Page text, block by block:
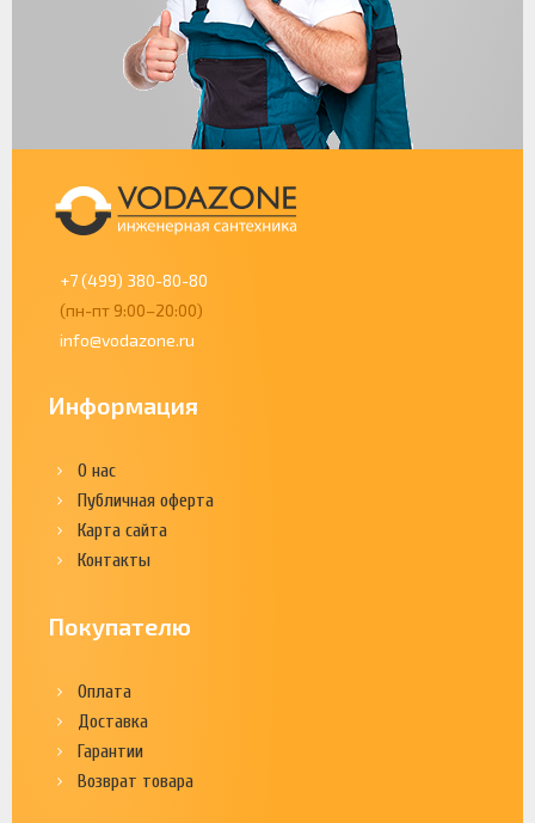
+7 (499) 380-80-80
(пн-пт 9:00–20:00)
info@vodazone.ru
Информация
О нас
Публичная оферта
Карта сайта
Контакты
Покупателю
Оплата
Доставка
Гарантии
Возврат товара